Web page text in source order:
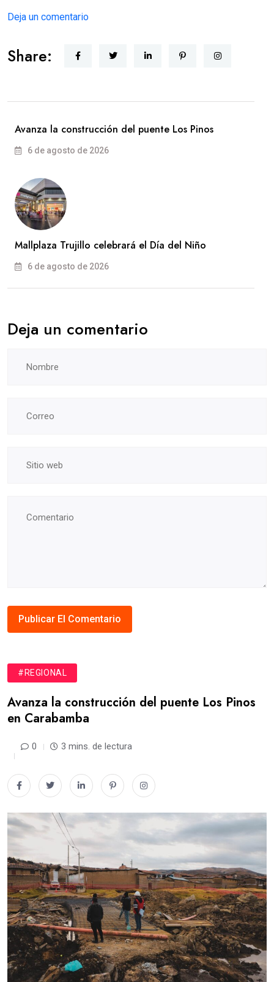
Deja un comentario
Share:
Avanza la construcción del puente Los Pinos
6 de agosto de 2026
Mallplaza Trujillo celebrará el Día del Niño
6 de agosto de 2026
Deja un comentario
#REGIONAL
Avanza la construcción del puente Los Pinos
en Carabamba
0 3 mins. de lectura